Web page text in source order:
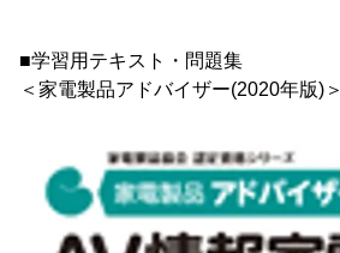
■学習用テキスト・問題集
＜家電製品アドバイザー(2020年版)＞